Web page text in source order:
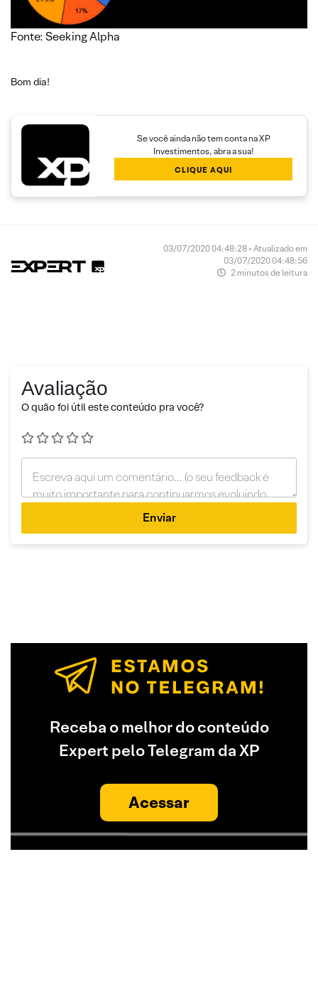
Fonte: Seeking Alpha
Bom dia!
Se você ainda não tem conta na XP
Investimentos, abra a sua!
CLIQUE AQUI
03/07/2020 04:48:28 • Atualizado em
03/07/2020 04:48:56
2 minutos de leitura
Avaliação
O quão foi útil este conteúdo pra você?
Enviar
Receba o melhor do conteúdo
Expert pelo Telegram da XP
Acessar